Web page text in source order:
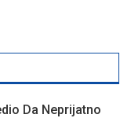
Da Neprijatno